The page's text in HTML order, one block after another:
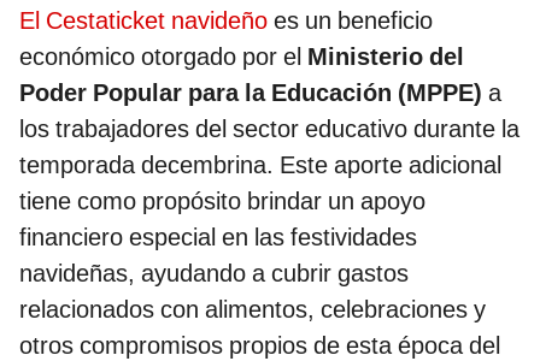
El Cestaticket navideño es un beneficio
económico otorgado por el Ministerio del
Poder Popular para la Educación (MPPE) a
los trabajadores del sector educativo durante la
temporada decembrina. Este aporte adicional
tiene como propósito brindar un apoyo
financiero especial en las festividades
navideñas, ayudando a cubrir gastos
relacionados con alimentos, celebraciones y
otros compromisos propios de esta época del